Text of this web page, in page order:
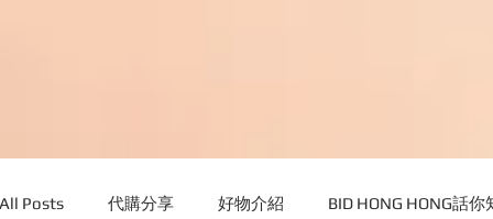
All Posts 代購分享 好物介紹 BID HONG HONG話你